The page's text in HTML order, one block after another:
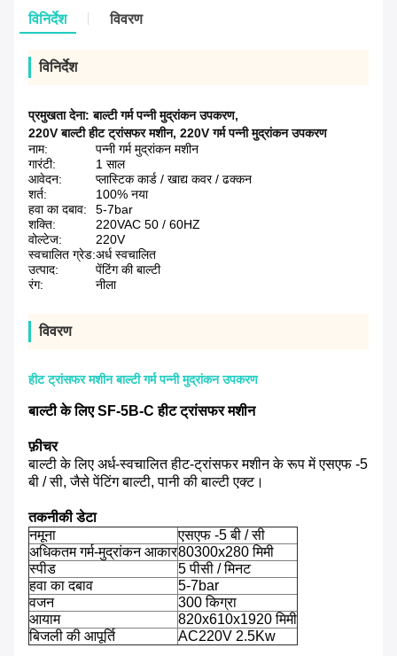
विनिर्देश विवरण
विनिर्देश
प्रमुखता देना:बाल्टी गर्म पन्नी मुद्रांकन उपकरण,
220V बाल्टी हीट ट्रांसफर मशीन, 220V गर्म पन्नी मुद्रांकन उपकरण
नाम:
पन्नी गर्म मुद्रांकन मशीन
गारंटी:
1 साल
आवेदन:
प्लास्टिक कार्ड / खाद्य कवर / ढक्कन
शर्त:
100% नया
हवा का दबाव:
5-7bar
शक्ति:
220VAC 50 / 60HZ
वोल्टेज:
220V
स्वचालित ग्रेड:अर्ध स्वचालित
उत्पाद:
पेंटिंग की बाल्टी
रंग:
नीला
विवरण
हीट ट्रांसफर मशीन बाल्टी गर्म पन्नी मुद्रांकन उपकरण
बाल्टी के लिए SF-5B-C हीट ट्रांसफर मशीन
फ़ीचर
बाल्टी के लिए अर्ध-स्वचालित हीट-ट्रांसफर मशीन के रूप में एसएफ -5
बी / सी, जैसे पेंटिंग बाल्टी, पानी की बाल्टी एक्ट।
तकनीकी डेटा
नमूना
एसएफ -5 बी / सी
अधिकतम गर्म-मुद्रांकन आकार80300x280 मिमी
स्पीड
5 पीसी / मिनट
हवा का दबाव
5-7bar
वजन
300 किग्रा
आयाम
820x610x1920 मिमी
बिजली की आपूर्ति
AC220V 2.5Kw